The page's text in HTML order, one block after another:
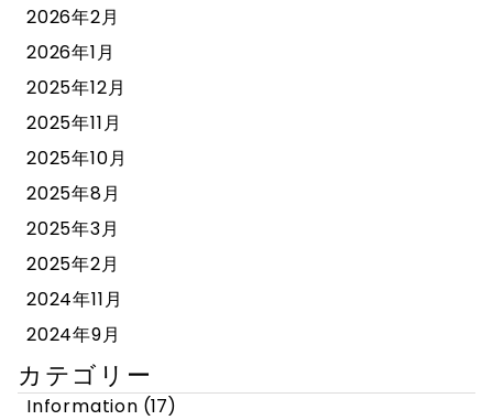
2026年2月
2026年1月
2025年12月
2025年11月
2025年10月
2025年8月
2025年3月
2025年2月
2024年11月
2024年9月
カテゴリー
Information (17)